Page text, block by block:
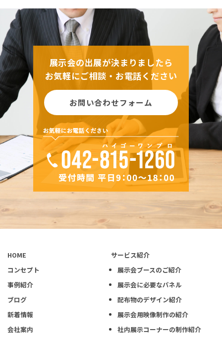
展示会の出展が決まりましたら
お気軽にご相談・お電話ください
お問い合わせフォーム
HOME
コンセプト
事例紹介
ブログ
新着情報
会社案内
サービス紹介
展示会ブースのご紹介
展示会に必要なパネル
配布物のデザイン紹介
展示会用映像制作の紹介
社内展示コーナーの制作紹介